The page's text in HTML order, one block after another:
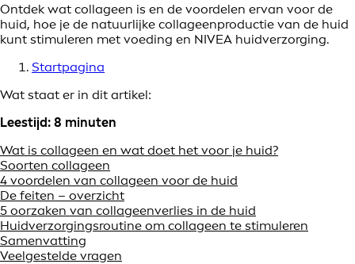
Ontdek wat collageen is en de voordelen ervan voor de
huid, hoe je de natuurlijke collageenproductie van de huid
kunt stimuleren met voeding en NIVEA huidverzorging.
Startpagina
Wat staat er in dit artikel:
Leestijd: 8 minuten
Wat is collageen en wat doet het voor je huid?
Soorten collageen
4 voordelen van collageen voor de huid
De feiten – overzicht
5 oorzaken van collageenverlies in de huid
Huidverzorgingsroutine om collageen te stimuleren
Samenvatting
Veelgestelde vragen